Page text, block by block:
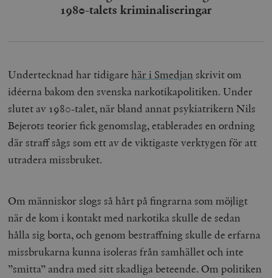
1980-talets kriminaliseringar
Undertecknad har tidigarehär i Smedjan skrivit om
idéerna bakom den svenska narkotikapolitiken. Under
slutet av 1980-talet, när bland annat psykiatrikern Nils
Bejerots teorier fick genomslag, etablerades en ordning
där straff sågs som ett av de viktigaste verktygen för att
utradera missbruket.
Om människor slogs så hårt på fingrarna som möjligt
när de kom i kontakt med narkotika skulle de sedan
hålla sig borta, och genom bestraffning skulle de erfarna
missbrukarna kunna isoleras från samhället och inte
”smitta” andra med sitt skadliga beteende. Om politiken